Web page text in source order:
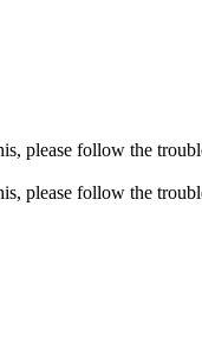
please follow the
please follow the